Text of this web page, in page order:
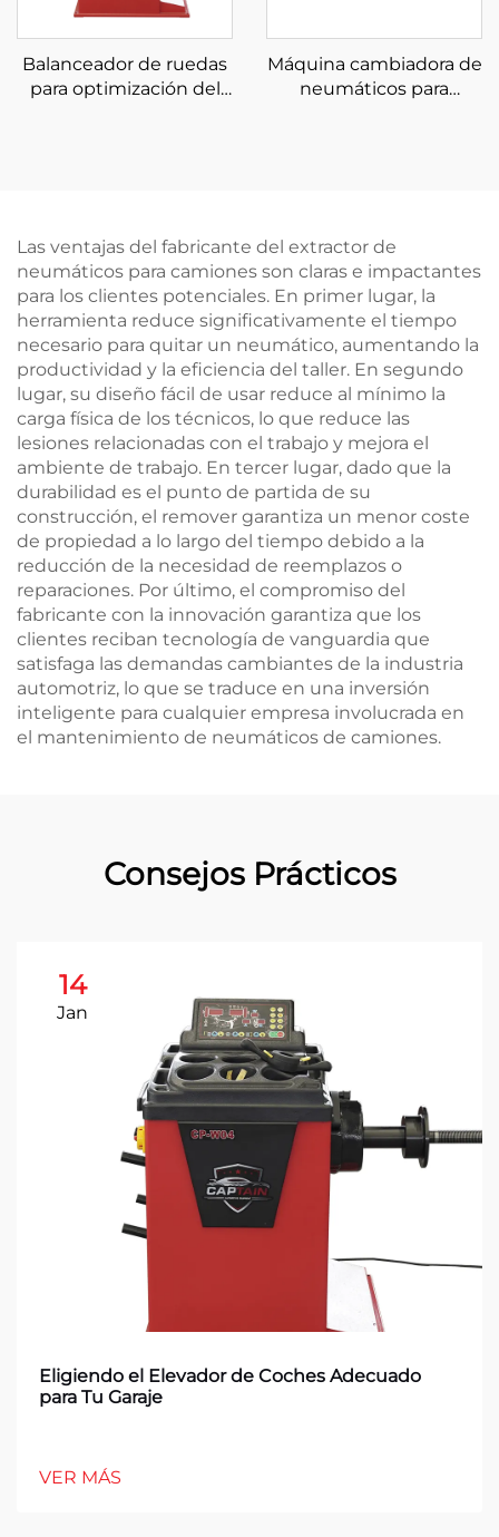
Balanceador de ruedas
para optimización del
Máquina cambiadora de
neumáticos para
Las ventajas del fabricante del extractor de
neumáticos para camiones son claras e impactantes
para los clientes potenciales. En primer lugar, la
herramienta reduce significativamente el tiempo
necesario para quitar un neumático, aumentando la
productividad y la eficiencia del taller. En segundo
lugar, su diseño fácil de usar reduce al mínimo la
carga física de los técnicos, lo que reduce las
lesiones relacionadas con el trabajo y mejora el
ambiente de trabajo. En tercer lugar, dado que la
durabilidad es el punto de partida de su
construcción, el remover garantiza un menor coste
de propiedad a lo largo del tiempo debido a la
reducción de la necesidad de reemplazos o
reparaciones. Por último, el compromiso del
fabricante con la innovación garantiza que los
clientes reciban tecnología de vanguardia que
satisfaga las demandas cambiantes de la industria
automotriz, lo que se traduce en una inversión
inteligente para cualquier empresa involucrada en
el mantenimiento de neumáticos de camiones.
Consejos Prácticos
14
Jan
Eligiendo el Elevador de Coches Adecuado
para Tu Garaje
VER MÁS